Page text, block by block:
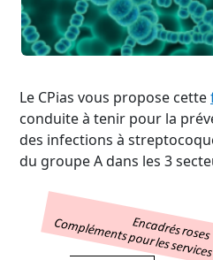
Le CPias vous propose cette
conduite à tenir pour la
des infections à
du groupe A dans les 3